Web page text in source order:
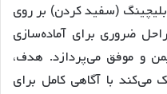
(سفید کردن) بر روی
ضروری برای آماده‌سازی
و موفق می‌پردازد. هدف،
می‌کند با آگاهی کامل برای